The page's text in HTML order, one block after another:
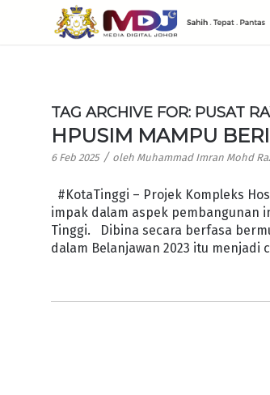
TAG ARCHIVE FOR: PUSAT
HPUSIM MAMPU
6 Feb 2025 / oleh Muhammad Imran Mohd
#KotaTinggi – Projek Kompleks
impak dalam aspek pembangunan
Tinggi. Dibina secara berfasa
dalam Belanjawan 2023 itu